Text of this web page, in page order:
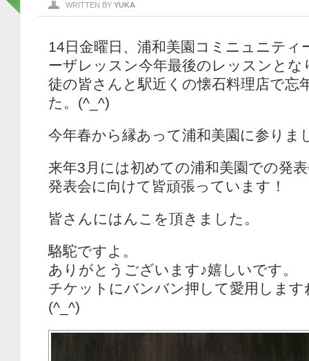
WRITTEN BY YUKA
14日金曜日、浦和美園コミニュニティ
ーザレッスン今年最後のレッスンとな
徒の皆さんと駅近くの懐石料理店で忘
た。(^_^)
今年春から縁あって浦和美園に参りま
来年3月には初めての浦和美園での発
発表会に向けて皆頑張っています！
皆さんにはんこを頂きました。
駱駝ですよ。
ありがとうございます♪嬉しいです。
チケットにバンバン押して愛用します
(^_^)